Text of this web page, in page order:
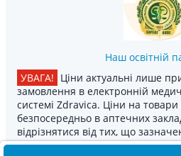
Наш освітній
УВАГА! Ціни актуальні лише
замовлення в електронній
системі Zdravica. Ціни на товари
безпосередньо в аптечних
відрізнятися від тих, що